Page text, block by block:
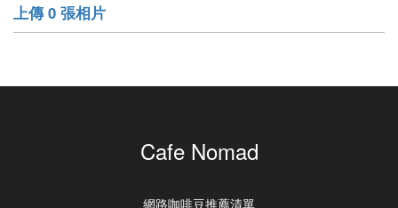
上傳 0 張相片
Cafe Nomad
網路咖啡豆推薦清單